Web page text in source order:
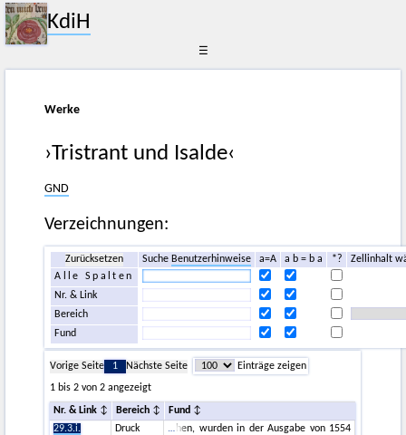
KdiH
☰
Werke
›Tristrant und Isalde‹
GND
Verzeichnungen:
Zurücksetzen Suche Benutzerhinweise a=A a b = b a *?
Zellinhalt
Alle Spalten
Nr. & Link
Bereich
Fund
Vorige Seite 1 Nächste Seite
Einträge zeigen
1 bis 2 von 2 angezeigt
Nr. & Link Bereich
Fund
29.3.i.
Druck
hen, wurden in der Ausgabe von 1554